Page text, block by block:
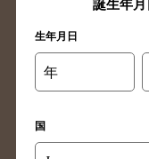
山梨県の
新潟県のバ
神奈川県の
埼玉県の
誕生年月
生年月日
年
国